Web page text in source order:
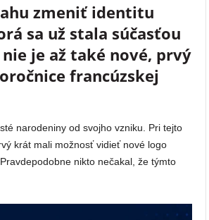
zmeniť identitu
sa už stala súčasťou
je až také nové, prvý
francúzskej
narodeniny od svojho vzniku. Pri tejto
krát mali možnosť vidieť nové logo
nikto nečakal, že týmto